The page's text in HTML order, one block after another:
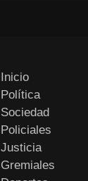
Inicio
Política
Sociedad
Policiales
Justicia
Gremiales